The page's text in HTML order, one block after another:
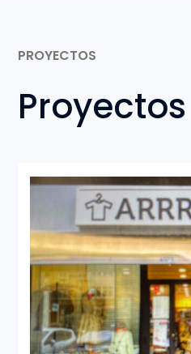
PROYECTOS
Proyectos